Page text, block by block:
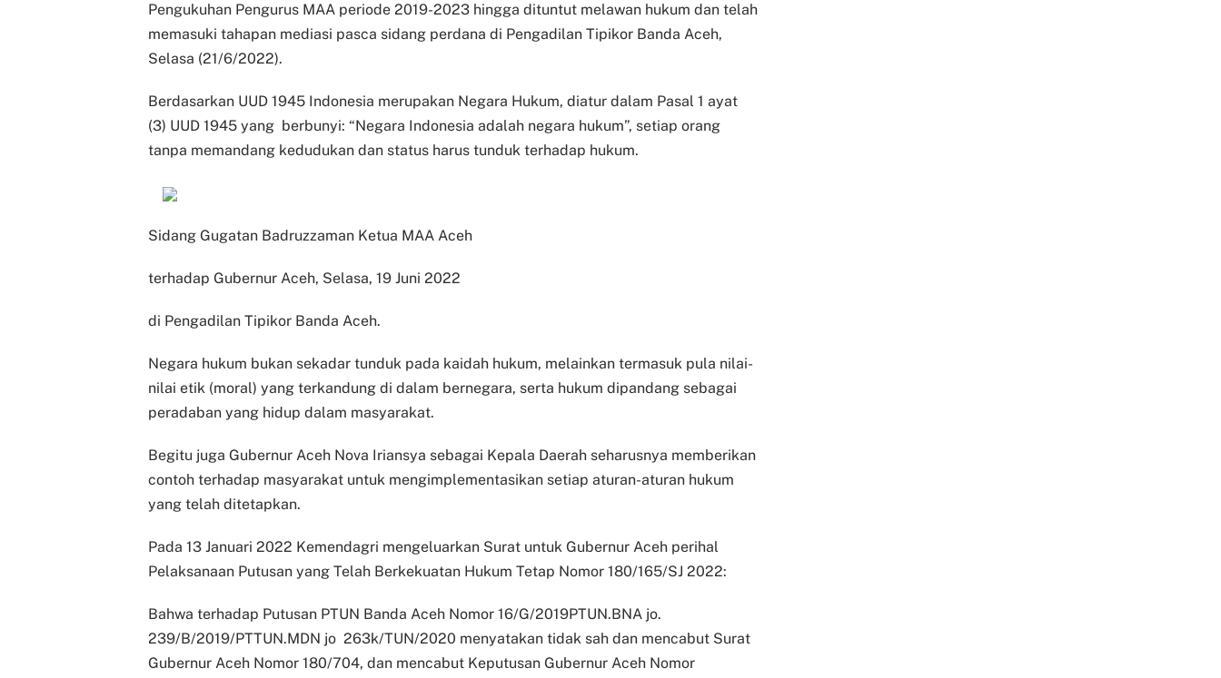
Pengukuhan Pengurus MAA periode 2019-2023 hingga dituntut melawan hukum dan telah
memasuki tahapan mediasi pasca sidang perdana di Pengadilan Tipikor Banda Aceh,
Selasa (21/6/2022).
Berdasarkan UUD 1945 Indonesia merupakan Negara Hukum, diatur dalam Pasal 1 ayat
(3) UUD 1945 yang berbunyi: “Negara Indonesia adalah negara hukum”, setiap orang
tanpa memandang kedudukan dan status harus tunduk terhadap hukum.
Sidang Gugatan Badruzzaman Ketua MAA Aceh
terhadap Gubernur Aceh, Selasa, 19 Juni 2022
di Pengadilan Tipikor Banda Aceh.
Negara hukum bukan sekadar tunduk pada kaidah hukum, melainkan termasuk pula nilai-
nilai etik (moral) yang terkandung di dalam bernegara, serta hukum dipandang sebagai
peradaban yang hidup dalam masyarakat.
Begitu juga Gubernur Aceh Nova Iriansya sebagai Kepala Daerah seharusnya memberikan
contoh terhadap masyarakat untuk mengimplementasikan setiap aturan-aturan hukum
yang telah ditetapkan.
Pada 13 Januari 2022 Kemendagri mengeluarkan Surat untuk Gubernur Aceh perihal
Pelaksanaan Putusan yang Telah Berkekuatan Hukum Tetap Nomor 180/165/SJ 2022:
Bahwa terhadap Putusan PTUN Banda Aceh Nomor 16/G/2019PTUN.BNA jo.
239/B/2019/PTTUN.MDN jo 263k/TUN/2020 menyatakan tidak sah dan mencabut Surat
Gubernur Aceh Nomor 180/704, dan mencabut Keputusan Gubernur Aceh Nomor